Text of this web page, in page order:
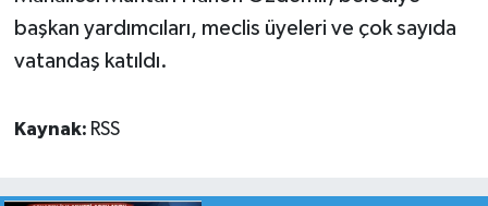
başkan yardımcıları, meclis üyeleri ve çok sayıda
vatandaş katıldı.
Kaynak: RSS